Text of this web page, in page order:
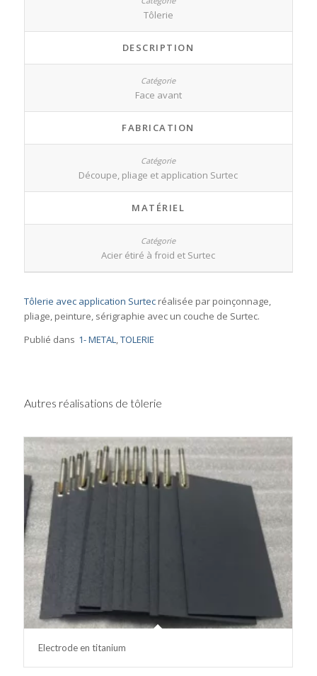
Tôlerie
DESCRIPTION
Face avant
FABRICATION
Découpe, pliage et application Surtec
MATÉRIEL
Acier étiré à froid et Surtec
Tôlerie avec application Surtecréalisée par poinçonnage,
pliage, peinture, sérigraphie avec un couche de Surtec.
Publié dans 1- METAL TOLERIE
Autres réalisations de tôlerie
Electrode en titanium